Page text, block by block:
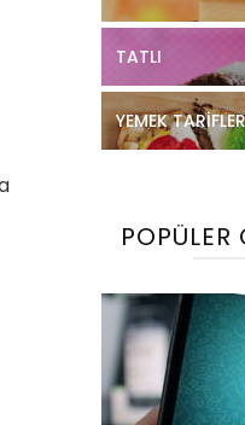
TATLI
YEMEK
POPÜLER